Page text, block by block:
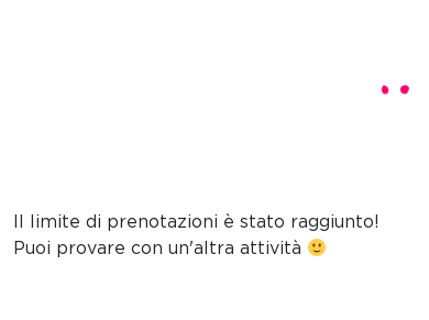
Il limite di prenotazioni è stato raggiunto!
Puoi provare con un'altra attività